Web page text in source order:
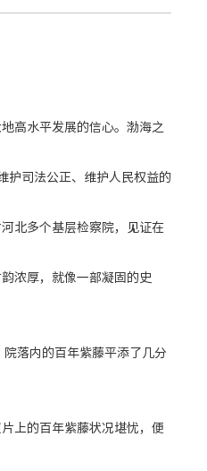
高水平发展的信心。渤海之
司法公正、维护人民权益的
北多个基层检察院，见证在
浓厚，就像一部凝固的史
落内的百年紫藤平添了几分
上的百年紫藤状况堪忧，便